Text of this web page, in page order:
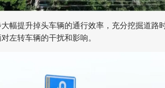
提升掉头车辆的通行效率，充分挖掘道路
左转车辆的干扰和影响。